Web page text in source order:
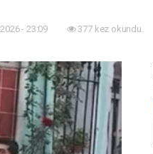
- 23:09 377 kez okundu.